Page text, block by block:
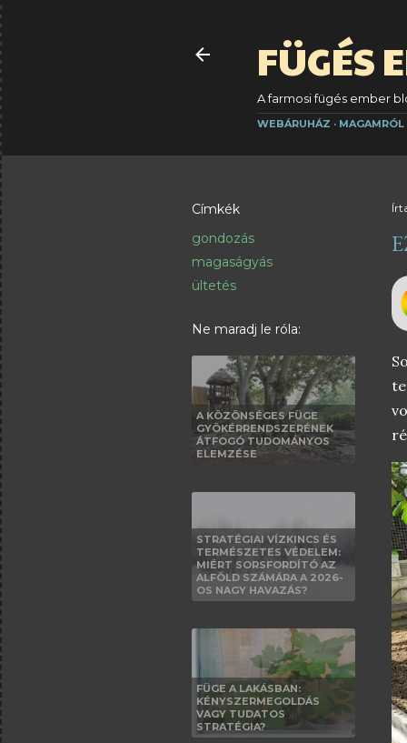
FÜGÉS
A farmosi fügés ember
WEBÁRUHÁZ MAGAMRÓL
Címkék
gondozás
magaságyás
ültetés
Ne maradj le róla:
A KÖZÖNSÉGES FÜGE
GYÖKÉRRENDSZERÉNEK
ÁTFOGÓ TUDOMÁNYOS
ELEMZÉSE
STRATÉGIAI VÍZKINCS ÉS
TERMÉSZETES VÉDELEM:
MIÉRT SORSFORDÍTÓ AZ
ALFÖLD SZÁMÁRA A 2026-
OS NAGY HAVAZÁS?
FÜGE A LAKÁSBAN:
KÉNYSZERMEGOLDÁS
VAGY TUDATOS
STRATÉGIA?